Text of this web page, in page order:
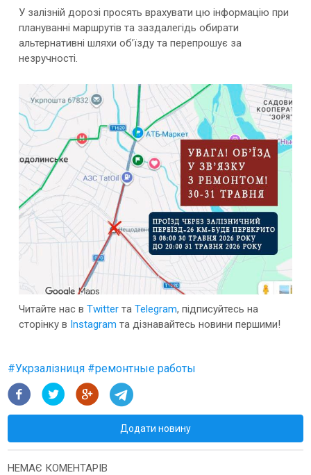
У залізній дорозі просять врахувати цю інформацію при
плануванні маршрутів та заздалегідь обирати
альтернативні шляхи об’їзду та перепрошує за
незручності.
Читайте нас вTwitter таTelegram, підписуйтесь на
сторінку в Instagram та дізнавайтесь новини першими!
#Укрзалізниця #ремонтные работы
Додати новину
НЕМАЄ КОМЕНТАРІВ